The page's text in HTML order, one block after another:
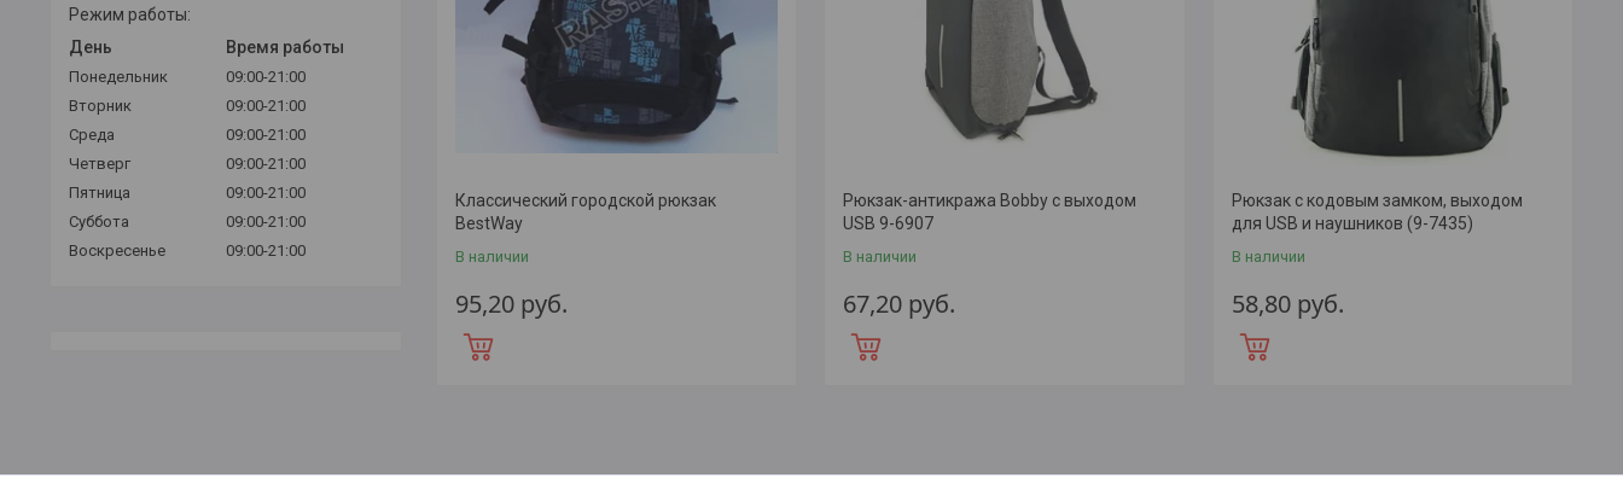
Классический городской рюкзак
BestWay
В наличии
95,20 руб.
Рюкзак-антикража Bobby с выходом
USB 9-6907
В наличии
67,20 руб.
Рюкзак с кодовым замком, выходом
для USB и наушников (9-7435)
В наличии
58,80 руб.
Режим работы:
День
Время работы
Понедельник
09:00-21:00
Вторник
09:00-21:00
Среда
09:00-21:00
Четверг
09:00-21:00
Пятница
09:00-21:00
Суббота
09:00-21:00
Воскресенье
09:00-21:00